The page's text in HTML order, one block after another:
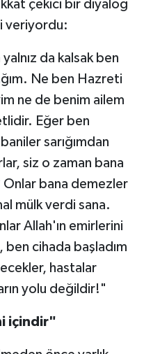
çekici bir diyalog
veriyordu:
da kalsak ben
Ne ben Hazreti
ne de benim ailem
Eğer ben
sarığımdan
siz o zaman bana
Onlar bana demezler
mülk verdi sana.
Allah'ın emirlerini
ben cihada başladım
hastalar
yolu değildir!"
içindir"